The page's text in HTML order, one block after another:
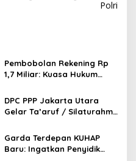
Polri
Pembobolan Rekening Rp
1,7 Miliar: Kuasa Hukum
Pihak Internal Bank Aladin
Syariah
DPC PPP Jakarta Utara
Gelar Ta’aruf / Silaturahmi
Pengurus Baru, Fokus
Konsolidasi Jelang
Musancab 13 September
Garda Terdepan KUHAP
Baru: Ingatkan Penyidik